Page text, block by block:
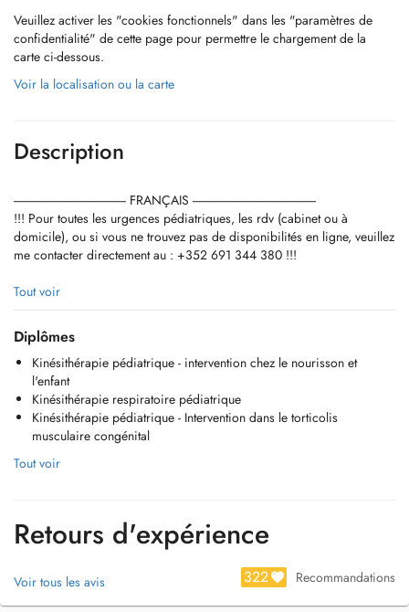
Veuillez activer les "cookies fonctionnels" dans les "paramètres de
confidentialité" de cette page pour permettre le chargement de la
carte ci-dessous.
Voir la localisation ou la carte
Description
----------------------------------------- FRANÇAIS ---------------------------------------------
!!! Pour toutes les urgences pédiatriques, les rdv (cabinet ou à
domicile), ou si vous ne trouvez pas de disponibilités en ligne, veuillez
me contacter directement au : +352 691 344 380 !!!
Je suis une kinésithérapeute pédiatrique dévouée, passionnée par le
travail avec les enfants et les bébés. Avec une approche individuelle
pour chaque enfant, mon objectif est de comprendre comment chaque
pathologie affecte l'enfant dans sa vie quotidienne, en abordant un
large éventail de défis neurodéveloppementaux, physiques et
sensoriels auxquels ils peuvent être confrontés. Voici comment je peux
aider :
- Étapes du développement : J'aide les nourrissons à atteindre leurs
étapes du développement en évaluant et en guidant leur
- Rééducation neurologique : Pour les enfants atteints de troubles
neurologiques tels que la paralysie cérébrale, l'autisme ou le syndrome
de Down, il est important d'évaluer soigneusement non seulement les
facteurs d'interférence de leur environnement et d'eux-mêmes, mais
Tout voir
Diplômes
Kinésithérapie pédiatrique - intervention chez le nourisson et
l'enfant
Kinésithérapie respiratoire pédiatrique
Kinésithérapie pédiatrique - Intervention dans le torticolis
musculaire congénital
Tout voir
Retours d'expérience
Voir tous les avis 322 Recommandations